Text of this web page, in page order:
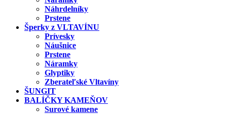
Náhrdelníky
Prstene
Šperky z VLTAVÍNU
Prívesky
Náušnice
Prstene
Náramky
Glyptiky
Zberateľské Vltavíny
ŠUNGIT
BALÍČKY KAMEŇOV
Surové kamene